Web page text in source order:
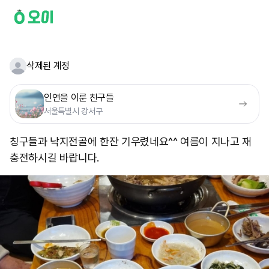
삭제된 계정
인연을 이룬 친구들
서울특별시 강서구
칭구들과 낙지전골에 한잔 기우렸네요^^ 여름이 지나고 재
충전하시길 바랍니다.